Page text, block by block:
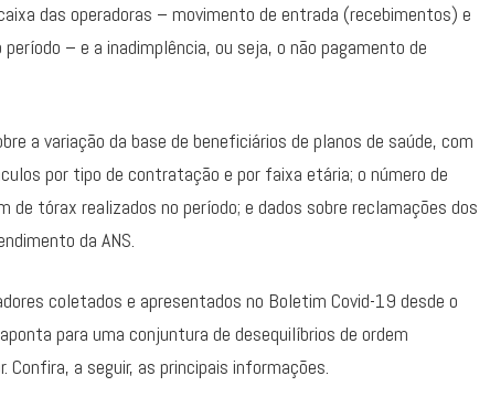
das operadoras – movimento de entrada (recebimentos) e
– e a inadimplência, ou seja, o não pagamento de
a variação da base de beneficiários de planos de saúde, com
por tipo de contratação e por faixa etária; o número de
de tórax realizados no período; e dados sobre reclamações dos
da ANS.
coletados e apresentados no Boletim Covid-19 desde o
para uma conjuntura de desequilíbrios de ordem
a seguir, as principais informações.